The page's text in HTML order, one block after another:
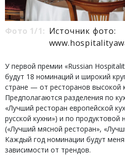
Фото 1/1: Источник фото:
У первой премии «Russian
будут 18 номинаций и широкий
стране — от ресторанов высокой
Предполагаются разделения по
«Лучший ресторан европейской
русской кухни») и по продуктовой
(«Лучший мясной ресторан»,
Каждый год номинации будут
зависимости от трендов.